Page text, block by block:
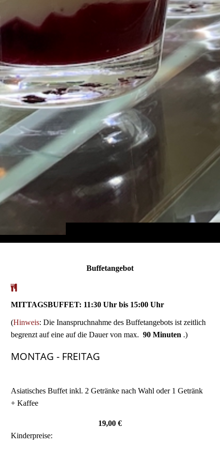
Buffetangebot
MITTAGSBUFFET: 11:30 Uhr bis 15:00 Uhr
(Hinweis: Die Inanspruchnahme des Buffetangebots ist zeitlich
begrenzt auf eine auf die Dauer von max.90 Minuten .)
MONTAG - FREITAG
Asiatisches Buffet inkl. 2 Getränke nach Wahl oder 1 Getränk
+ Kaffee
19,00 €
Kinderpreise: